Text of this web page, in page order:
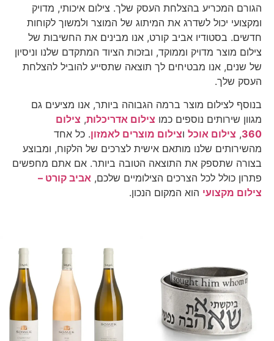
הגורם המכריע בהצלחת העסק שלך. צילום איכותי, מדויק
ומקצועי יכול לשדרג את המיתוג של המוצר ולמשוך לקוחות
חדשים. בסטודיו אביב קורט, אנו מבינים את החשיבות של
צילום מוצר מדויק וממוקד, ובזכות הציוד המתקדם שלנו וניסיון
של שנים, אנו מבטיחים לך תוצאה שתסייע להוביל להצלחת
העסק שלך.
בנוסף לצילום מוצר ברמה הגבוהה ביותר, אנו מציעים גם
מגוון שירותים נוספים כמו צילום אדריכלות, צילום
360
, צילום אוכל וצילום מוצרים לאמזון. כל אחד
מהשירותים שלנו מותאם אישית לצרכים של הלקוח, ומבוצע
בצורה שתספק את התוצאה הטובה ביותר. אם אתם מחפשים
פתרון כולל לכל הצרכים הצילומיים שלכם, אביב קורט –
צילום מקצועי הוא המקום הנכון.